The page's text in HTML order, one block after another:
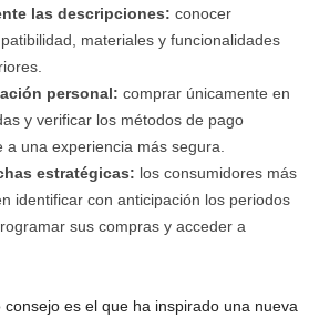
las descripciones: conocer
materiales y funcionalidades
personal: comprar únicamente en
y verificar los métodos de pago
una experiencia más segura.
estratégicas: los consumidores más
identificar con anticipación los periodos
sus compras y acceder a
es el que ha inspirado una nueva